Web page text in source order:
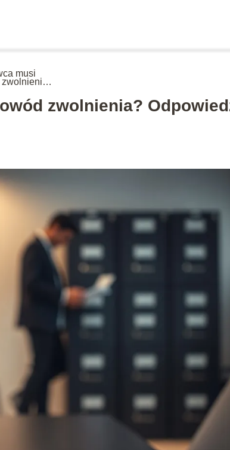
musi
pytania
zwolnienia?